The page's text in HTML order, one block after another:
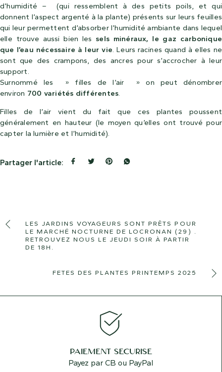
d’humidité – (qui ressemblent à des petits poils, et qui
donnent l’aspect argenté à la plante) présents sur leurs feuilles
qui leur permettent d’absorber l’humidité ambiante dans lequel
elle trouve aussi bien les sels minéraux, le gaz carbonique
que l’eau nécessaire à leur vie. Leurs racines quand à elles ne
sont que des crampons, des ancres pour s’accrocher à leur
support.
Surnommé les » filles de l’air » on peut dénombrer
environ 700 variétés différentes.
Filles de l’air vient du fait que ces plantes poussent
généralement en hauteur (le moyen qu’elles ont trouvé pour
capter la lumière et l’humidité).
Partager l'article:
LES JARDINS VOYAGEURS SONT PRÊTS POUR
LE MARCHÉ NOCTURNE DE LOCRONAN (29) .
RETROUVEZ NOUS LE JEUDI SOIR À PARTIR
DE 18H.
FETES DES PLANTES PRINTEMPS 2025
PAIEMENT SÉCURISÉ
Payez par CB ou PayPal